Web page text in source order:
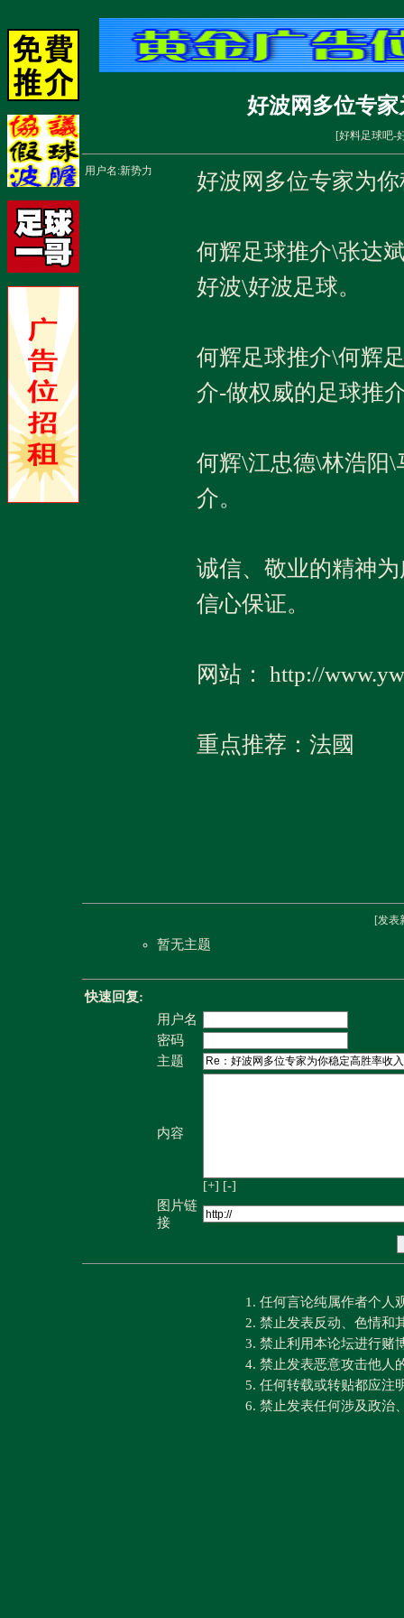
好波网多位专
[好料足球吧-
用户名:新势力 好波网多位专家为
何辉足球推介\张达
好波\好波足球。
何辉足球推介\何辉
介-做权威的足球推
何辉\江忠德\林浩阳
介。
诚信、敬业的精神
信心保证。
网站： http://
重点推荐：法國
[发表
暂无主题
快速回复:
用户名
密码
主题
内容
[+] [-]
图片链
接
1. 任何言论纯属作者个人
2. 禁止发表反动、色情和
3. 禁止利用本论坛进行赌
4. 禁止发表恶意攻击他人
5. 任何转载或转贴都应注
6. 禁止发表任何涉及政治